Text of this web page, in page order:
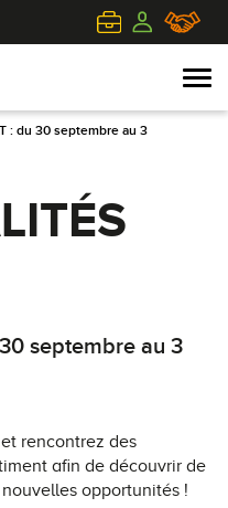
: du 30 septembre au 3
septembre au 3
rencontrez des
afin de découvrir de
opportunités !